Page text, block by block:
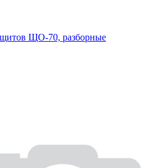
ЩО-70, разборные